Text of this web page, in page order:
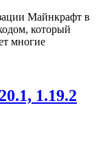
Майнкрафт в
который
многие
1.19.2